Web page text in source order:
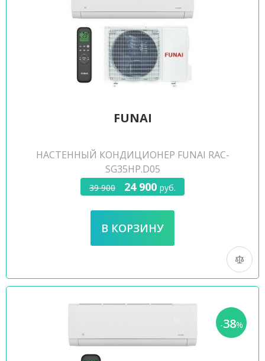
FUNAI
НАСТЕННЫЙ КОНДИЦИОНЕР FUNAI RAC-
SG35HP.D05
39 900 24 900 руб.
-38%